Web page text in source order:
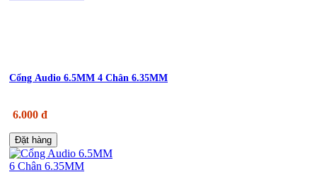
Cổng Audio 6.5MM 4 Chân 6.35MM
6.000 đ
Đặt hàng